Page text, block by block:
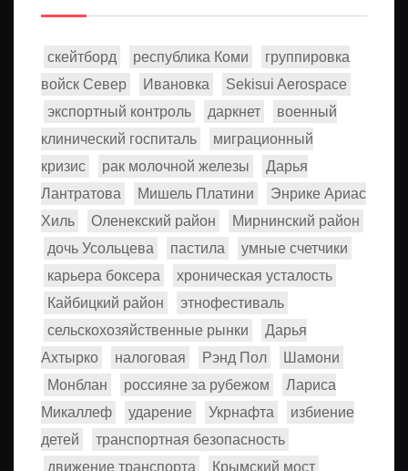
скейтборд республика Коми
группировка
войск Север
Ивановка
Sekisui Aerospace
экспортный контроль
даркнет
военный
клинический госпиталь
миграционный
кризис
рак молочной железы
Дарья
Лантратова
Мишель Платини
Энрике Ариас
Хиль
Оленекский район
Мирнинский район
дочь Усольцева
пастила
умные счетчики
карьера боксера
хроническая усталость
Кайбицкий район
этнофестиваль
сельскохозяйственные рынки
Дарья
Ахтырко
налоговая Рэнд Пол
Шамони
Монблан
россияне за рубежом
Лариса
Микаллеф
ударение Укрнафта
избиение
детей
транспортная безопасность
движение транспорта
Крымский мост